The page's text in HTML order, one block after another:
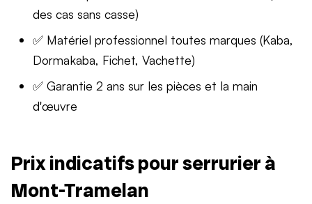
des cas sans casse)
✅ Matériel professionnel toutes marques (Kaba,
Dormakaba, Fichet, Vachette)
✅ Garantie 2 ans sur les pièces et la main
d'œuvre
Prix indicatifs pour serrurier à
Mont-Tramelan